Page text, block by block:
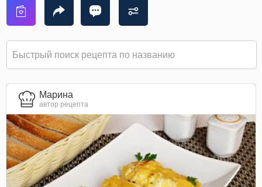
Марина
автор рецепта